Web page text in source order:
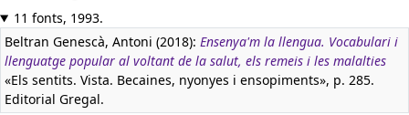
11 fonts, 1993.
Beltran Genescà, Antoni (2018): Ensenya'm la llengua. Vocabulari i
llenguatge popular al voltant de la salut, els remeis i les malalties
«Els sentits. Vista. Becaines, nyonyes i ensopiments», p. 285.
Editorial Gregal.